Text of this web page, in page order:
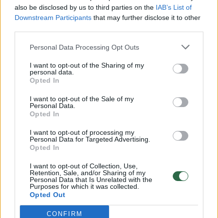
also be disclosed by us to third parties on the IAB’s List of
Downstream Participants that may further disclose it to other
Personal Data Processing Opt Outs
I want to opt-out of the Sharing of my
personal data.
Opted In
I want to opt-out of the Sale of my
Personal Data.
Opted In
I want to opt-out of processing my
Personal Data for Targeted Advertising.
Opted In
I want to opt-out of Collection, Use,
Retention, Sale, and/or Sharing of my
Personal Data that Is Unrelated with the
Purposes for which it was collected.
Opted Out
CONFIRM
Žinios | Lietuvos diena
00:00:57
32 laipsnių šilumos
Žinios | Orai
V. Zalužno pasisakymą laiko bandymu įsitvirtinti
Ukrainos politikoje: jis yra neteisus
prieš mirtį: „Tai buvo simbolinis mūsų pagerbimo
ženklas“
Žinios | Lietuvos diena